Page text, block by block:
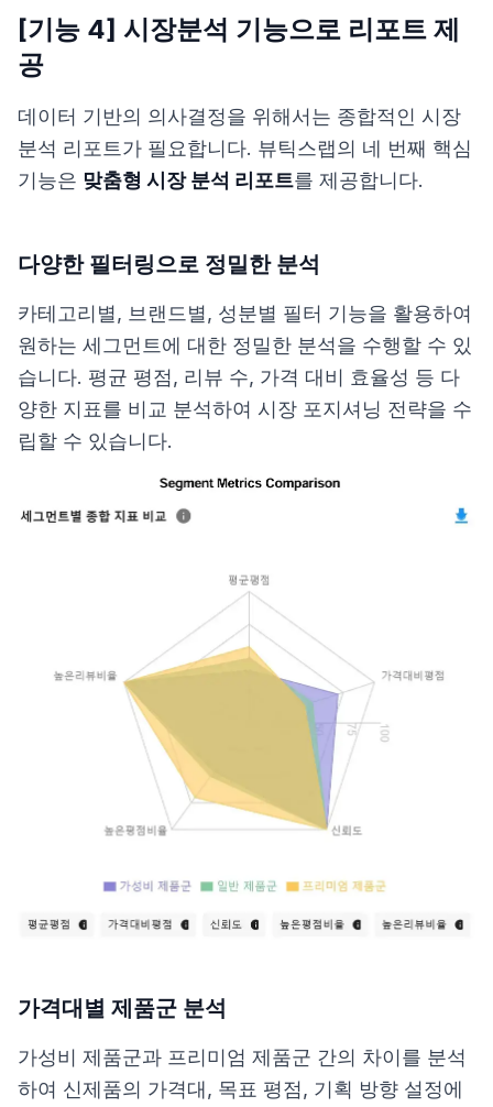
[기능 4] 시장분석 기능으로 리포트 제
공
데이터 기반의 의사결정을 위해서는 종합적인 시장
분석 리포트가 필요합니다. 뷰틱스랩의 네 번째 핵심
기능은 맞춤형 시장 분석 리포트를 제공합니다.
다양한 필터링으로 정밀한 분석
카테고리별, 브랜드별, 성분별 필터 기능을 활용하여
원하는 세그먼트에 대한 정밀한 분석을 수행할 수 있
습니다. 평균 평점, 리뷰 수, 가격 대비 효율성 등 다
양한 지표를 비교 분석하여 시장 포지셔닝 전략을 수
립할 수 있습니다.
가격대별 제품군 분석
가성비 제품군과 프리미엄 제품군 간의 차이를 분석
하여 신제품의 가격대, 목표 평점, 기획 방향 설정에